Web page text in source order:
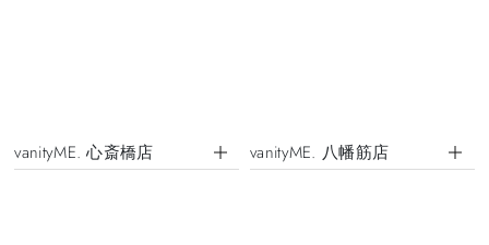
vanityME. 心斎橋店 vanityME. 八幡筋店